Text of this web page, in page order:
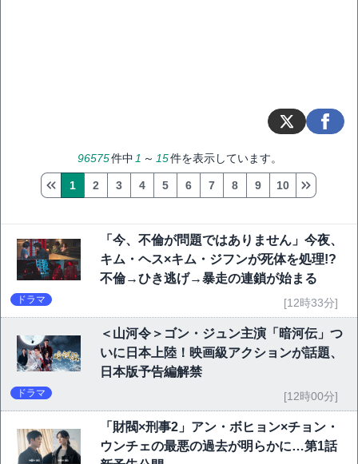
96575件中 1 ～ 15件を表示しています。
1 2 3 4 5 6 7 8 9 10
「今、不倫が問題ではありません」今夜、
キム・ヘス×キム・ジフンが死体を処理!?
不倫→ひき逃げ→暴走の連鎖が始まる
ドラマ [12時33分]
＜山河令＞ゴン・ジュン主演「暗河伝」つ
いに日本上陸！映画級アクションが話題、
日本版予告編解禁
ドラマ [12時00分]
「財閥×刑事2」アン・ボヒョン×チョン・
ウンチェの最悪の過去が明らかに…第1話